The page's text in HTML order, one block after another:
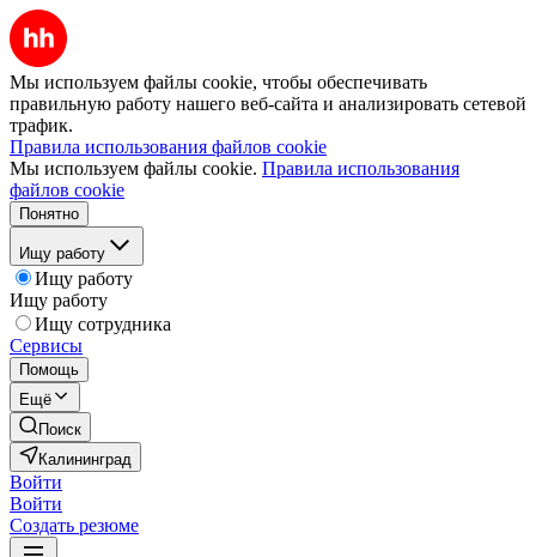
Мы используем файлы cookie, чтобы обеспечивать
правильную работу нашего веб-сайта и анализировать сетевой
трафик.
Правила использования файлов cookie
Мы используем файлы cookie. Правила использования
файлов cookie
Понятно
Ищу работу
Ищу работу
Ищу работу
Ищу сотрудника
Сервисы
Помощь
Ещё
Поиск
Калининград
Войти
Войти
Создать резюме